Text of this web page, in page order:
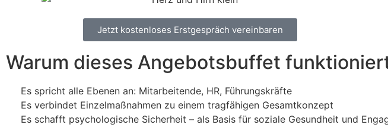
Jetzt kostenloses Erstgespräch vereinbaren
Warum dieses Angebotsbuffet
Es spricht alle Ebenen an: Mitarbeitende, HR, Führungskräfte
Es verbindet Einzelmaßnahmen zu einem tragfähigen Gesamtkonzept
Es schafft psychologische Sicherheit – als Basis für soziale Gesundheit und